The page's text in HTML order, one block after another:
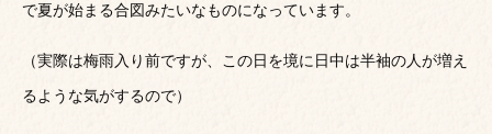
で夏が始まる合図みたいなものになっています。
（実際は梅雨入り前ですが、この日を境に日中は半袖の人が増え
るような気がするので）